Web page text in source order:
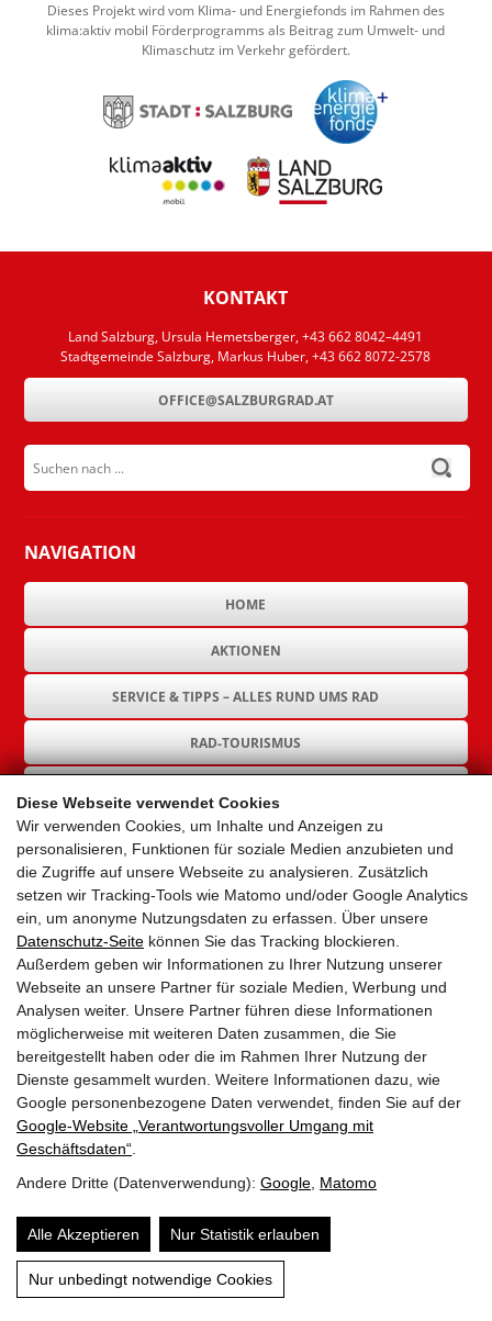
Diese Webseite verwendet Cookies
Wir verwenden Cookies, um Inhalte und Anzeigen zu
personalisieren, Funktionen für soziale Medien anzubieten und
die Zugriffe auf unsere Webseite zu analysieren. Zusätzlich
setzen wir Tracking-Tools wie Matomo und/oder Google Analytics
ein, um anonyme Nutzungsdaten zu erfassen. Über unsere
Datenschutz-Seite können Sie das Tracking blockieren.
Außerdem geben wir Informationen zu Ihrer Nutzung unserer
Webseite an unsere Partner für soziale Medien, Werbung und
Analysen weiter. Unsere Partner führen diese Informationen
möglicherweise mit weiteren Daten zusammen, die Sie
bereitgestellt haben oder die im Rahmen Ihrer Nutzung der
Dienste gesammelt wurden. Weitere Informationen dazu, wie
Google personenbezogene Daten verwendet, finden Sie auf der
Google‑Website „Verantwortungsvoller Umgang mit
Geschäftsdaten“
Andere Dritte (Datenverwendung): Google Matomo
Alle Akzeptieren Nur Statistik erlauben
Nur unbedingt notwendige Cookies
Dieses Projekt wird vom Klima- und Energiefonds im Rahmen des
klima:aktiv mobil Förderprogramms als Beitrag zum Umwelt- und
Klimaschutz im Verkehr gefördert.
KONTAKT
Land Salzburg, Ursula Hemetsberger, +43 662 8042–4491
Stadtgemeinde Salzburg, Markus Huber, +43 662 8072-2578
OFFICE@SALZBURGRAD.AT
Suchen nach ...
submit
NAVIGATION
HOME
AKTIONEN
SERVICE & TIPPS – ALLES RUND UMS RAD
RAD-TOURISMUS
GEMEINDEN
AKTUELLES
PARTNER
LINKS
SITEMAP
IMPRESSUM & DATENSCHUTZ